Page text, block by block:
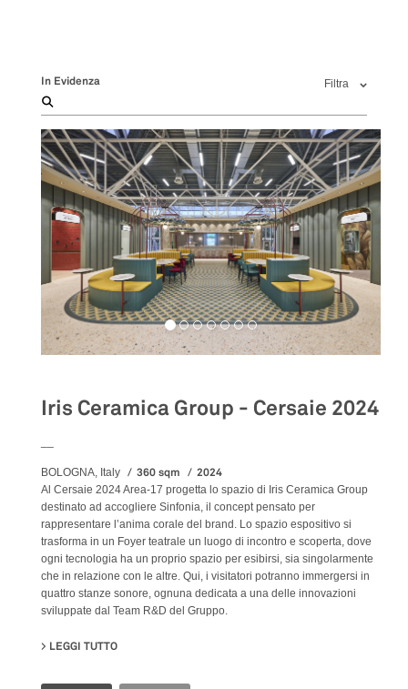
In Evidenza Filtra
Iris Ceramica Group - Cersaie 2024
BOLOGNA, Italy 360 sqm 2024
Al Cersaie 2024 Area-17 progetta lo spazio di Iris Ceramica Group
destinato ad accogliere Sinfonia, il concept pensato per
rappresentare l’anima corale del brand. Lo spazio espositivo si
trasforma in un Foyer teatrale un luogo di incontro e scoperta, dove
ogni tecnologia ha un proprio spazio per esibirsi, sia singolarmente
che in relazione con le altre. Qui, i visitatori potranno immergersi in
quattro stanze sonore, ognuna dedicata a una delle innovazioni
sviluppate dal Team R&D del Gruppo.
LEGGI TUTTO